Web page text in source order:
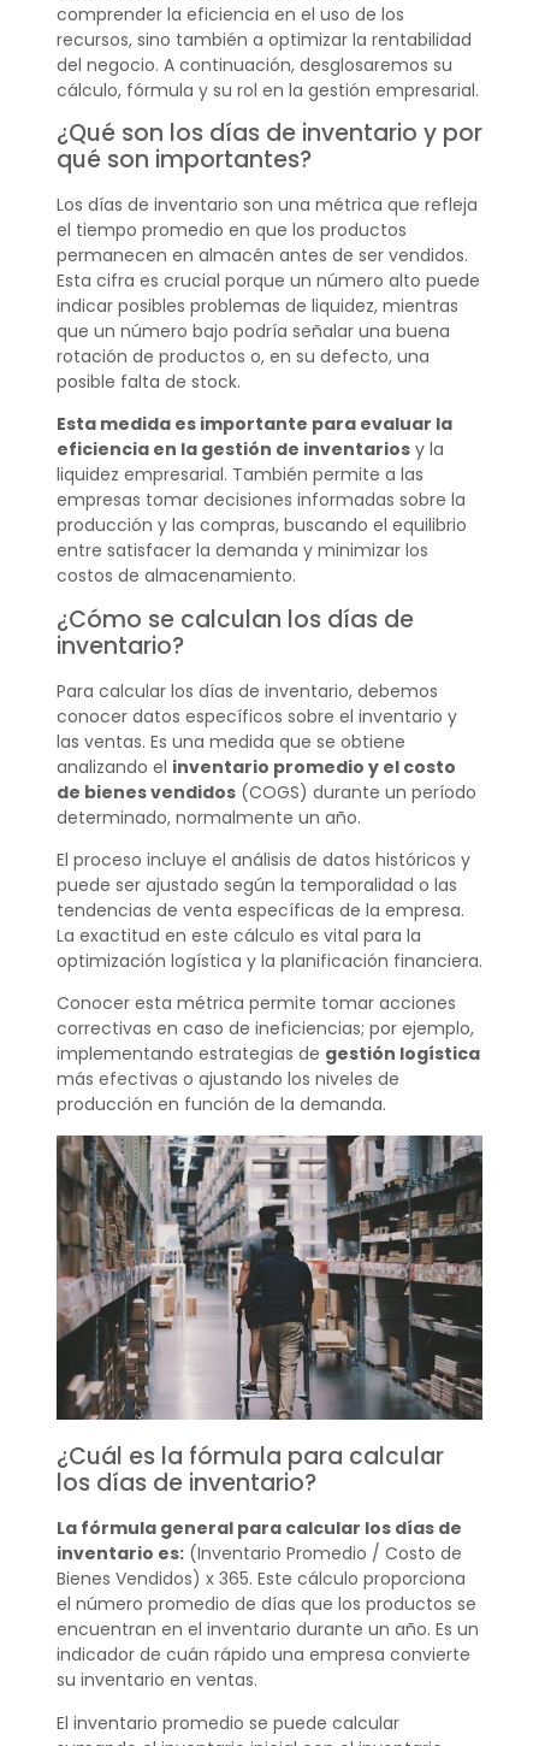
comprender la eficiencia en el uso de los
recursos, sino también a optimizar la rentabilidad
del negocio. A continuación, desglosaremos su
cálculo, fórmula y su rol en la gestión empresarial.
¿Qué son los días de inventario y por
qué son importantes?
Los días de inventario son una métrica que refleja
el tiempo promedio en que los productos
permanecen en almacén antes de ser vendidos.
Esta cifra es crucial porque un número alto puede
indicar posibles problemas de liquidez, mientras
que un número bajo podría señalar una buena
rotación de productos o, en su defecto, una
posible falta de stock.
Esta medida es importante para evaluar la
eficiencia en la gestión de inventariosy la
liquidez empresarial. También permite a las
empresas tomar decisiones informadas sobre la
producción y las compras, buscando el equilibrio
entre satisfacer la demanda y minimizar los
costos de almacenamiento.
¿Cómo se calculan los días de
inventario?
Para calcular los días de inventario, debemos
conocer datos específicos sobre el inventario y
las ventas. Es una medida que se obtiene
analizando el inventario promedio y el costo
de bienes vendidos(COGS) durante un período
determinado, normalmente un año.
El proceso incluye el análisis de datos históricos y
puede ser ajustado según la temporalidad o las
tendencias de venta específicas de la empresa.
La exactitud en este cálculo es vital para la
optimización logística y la planificación financiera.
Conocer esta métrica permite tomar acciones
correctivas en caso de ineficiencias; por ejemplo,
implementando estrategias de gestión logística
más efectivas o ajustando los niveles de
producción en función de la demanda.
¿Cuál es la fórmula para calcular
los días de inventario?
La fórmula general para calcular los días de
inventario es:(Inventario Promedio / Costo de
Bienes Vendidos) x 365. Este cálculo proporciona
el número promedio de días que los productos se
encuentran en el inventario durante un año. Es un
indicador de cuán rápido una empresa convierte
su inventario en ventas.
El inventario promedio se puede calcular